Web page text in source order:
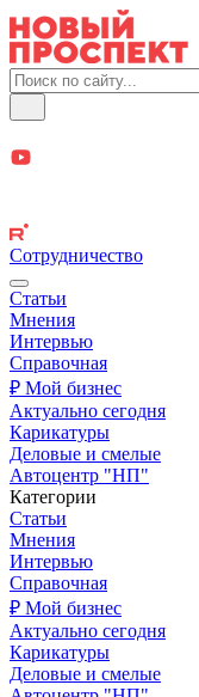
Сотрудничество
Статьи
Мнения
Интервью
Справочная
₽ Мой бизнес
Актуально сегодня
Карикатуры
Деловые и смелые
Автоцентр "НП"
Категории
Статьи
Мнения
Интервью
Справочная
₽ Мой бизнес
Актуально сегодня
Карикатуры
Деловые и смелые